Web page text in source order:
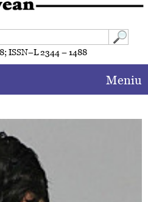
ISSN–L 2344 – 1488
Meniu